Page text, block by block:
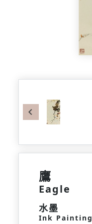
Previous
鷹
Eagle
水墨
Ink Painting